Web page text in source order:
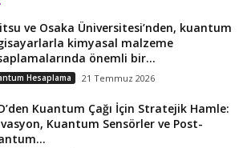
ve Osaka Üniversitesi’nden, kuantum
kimyasal malzeme
önemli bir...
Hesaplama 21 Temmuz 2026
Kuantum Çağı İçin Stratejik Hamle:
Kuantum Sensörler ve Post-